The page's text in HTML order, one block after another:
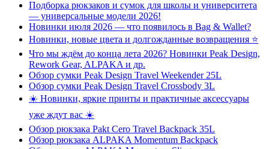
Подборка рюкзаков и сумок для школы и университета
— универсальные модели 2026!
Новинки июля 2026 — что появилось в Bag & Wallet?
Новинки, новые цвета и долгожданные возвращения ⭐️
Что мы ждём до конца лета 2026? Новинки Peak Design,
Rework Gear, ALPAKA и др.
Обзор сумки Peak Design Travel Weekender 25L
Обзор сумки Peak Design Travel Crossbody 3L
☀️ Новинки, яркие принты и практичные аксессуары
уже ждут вас ☀️
Обзор рюкзака Pakt Cero Travel Backpack 35L
Обзор рюкзака ALPAKA Momentum Backpack